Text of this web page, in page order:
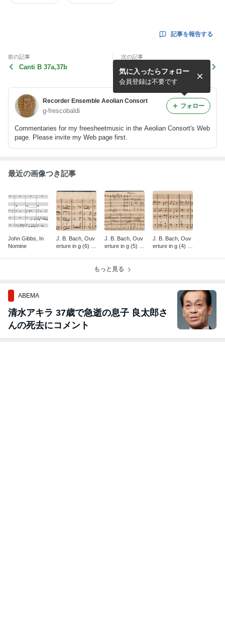
記事を報告する
前の記事
Canti B 37a,37b
次の記事
トゥンダー "Helft mir Gott's
Gute preisen"
Recorder Ensemble Aeolian Consort
g-frescobaldi
Commentaries for my freesheetmusic in the Aeolian Consort's Web
page. Please invite my Web page first.
気に入ったらフォロー
会員登録は不要です
フォロー
最近の画像つき記事
John Gibbs, In
Nomine
J. B. Bach, Ouv
erture in g (6) P
J. B. Bach, Ouv
erture in g (5) F
J. B. Bach, Ouv
erture in g (4) L
もっと見る
ABEMA
清水アキラ 37歳で急逝の息子 良太郎さ
んの死去にコメント